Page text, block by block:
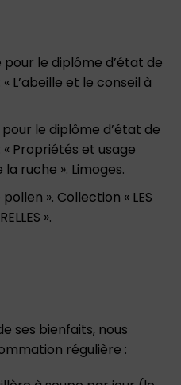
pour le diplôme d’état de
L’abeille et le conseil à
pour le diplôme d’état de
Propriétés et usage
ruche ». Limoges.
pollen ». Collection « LES
».
ses bienfaits, nous
régulière :